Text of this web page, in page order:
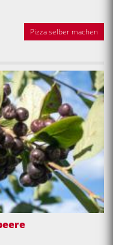
Pizza selber machen